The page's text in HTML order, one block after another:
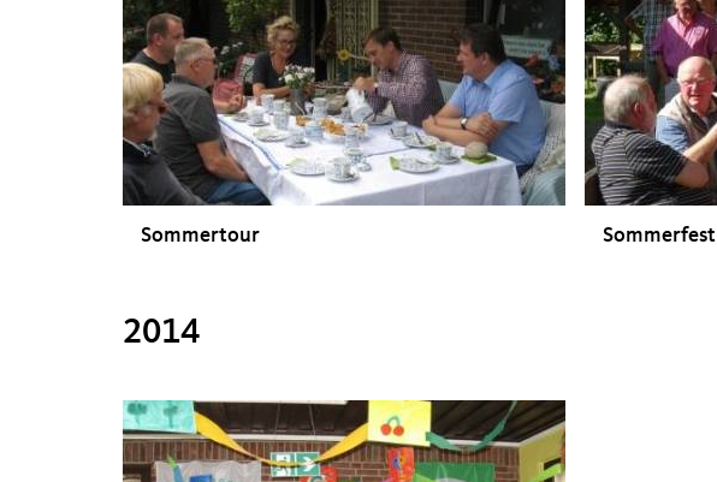
Sommertour Sommerfest
2014